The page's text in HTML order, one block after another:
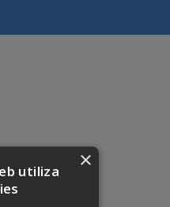
×
utiliza